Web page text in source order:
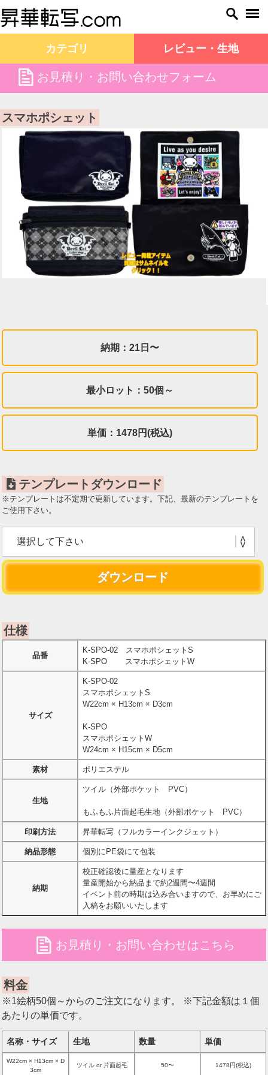
カテゴリ レビュー・生地
file お見積り・お問い合わせフォーム
昇華転写.com TOP 商品一覧 スマホポシェット
スマホポシェット
納期：21日〜
最小ロット：50個～
単価：1478円(税込)
テンプレートダウンロード
※テンプレートは不定期で更新しています。下記、最新のテンプレートを
ご使用下さい。
仕様
品番
K-SPO-02 スマホポシェットS
K-SPO スマホポシェットW
サイズ
K-SPO-02
スマホポシェットS
W22cm × H13cm × D3cm
K-SPO
スマホポシェットW
W24cm × H15cm × D5cm
素材 ポリエステル
生地
ツイル（外部ポケット PVC）
もふもふ片面起毛生地（外部ポケット PVC）
印刷方法 昇華転写（フルカラーインクジェット）
納品形態 個別にPE袋にて包装
納期
校正確認後に量産となります
量産開始から納品まで約2週間〜4週間
イベント前の時期は込み合いますので、お早めにご
入稿をお願いいたします
file お見積り・お問い合わせはこちら
料金
※1絵柄50個～からのご注文になります。 ※下記金額は１個
あたりの単価です。
名称・サイズ 生地 数量 単価
W22cm × H13cm × D
3cm
ツイル or 片面起毛 50〜 1478円(税込)